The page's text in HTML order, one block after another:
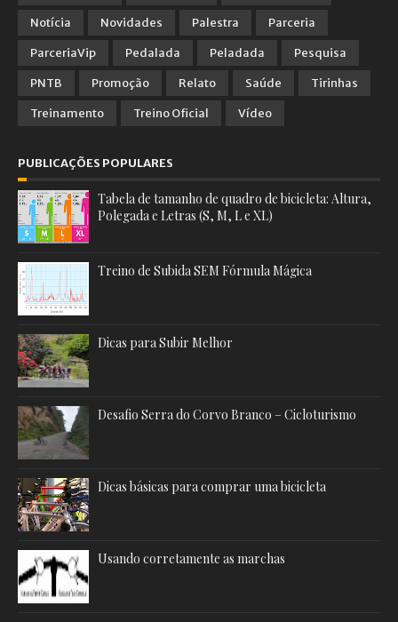
Notícia
Novidades Palestra
Parceria
ParceriaVip
Pedalada Peladada
Pesquisa
PNTB
Promoção Relato Saúde
Tirinhas
Treinamento
Treino Oficial Vídeo
PUBLICAÇÕES POPULARES
Tabela de tamanho de quadro de bicicleta: Altura,
Polegada e Letras (S, M, L e XL)
Treino de Subida SEM Fórmula Mágica
Dicas para Subir Melhor
Desafio Serra do Corvo Branco – Cicloturismo
Dicas básicas para comprar uma bicicleta
Usando corretamente as marchas